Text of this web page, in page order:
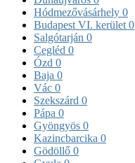
Hódmezővásárhely 0
Budapest VI. kerület 0
Salgótarján 0
Cegléd 0
Ózd 0
Baja 0
Vác 0
Szekszárd 0
Pápa 0
Gyöngyös 0
Kazincbarcika 0
Gödöllő 0